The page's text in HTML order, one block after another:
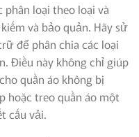
phân loại theo loại và
và bảo quản. Hãy sử
để phân chia các loại
Điều này không chỉ giúp
quần áo không bị
hoặc treo quần áo một
cấu vải.